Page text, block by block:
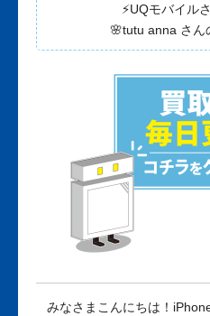
⚡️UQモバイル
🌸tutu anna さん
みなさまこんにちは！